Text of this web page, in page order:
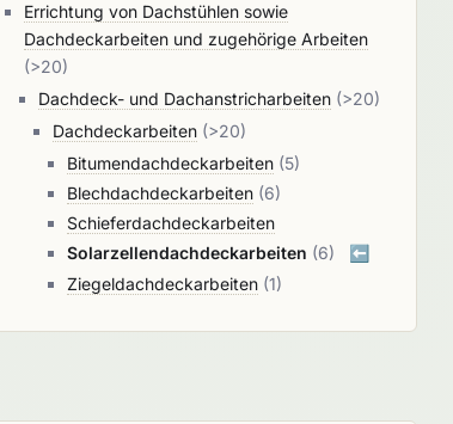
Errichtung von Dachstühlen sowie
Dachdeckarbeiten und zugehörige Arbeiten
(>20)
Dachdeck- und Dachanstricharbeiten(>20)
Dachdeckarbeiten(>20)
Bitumendachdeckarbeiten(5)
Blechdachdeckarbeiten(6)
Schieferdachdeckarbeiten
Solarzellendachdeckarbeiten (6) ⬅️
Ziegeldachdeckarbeiten(1)